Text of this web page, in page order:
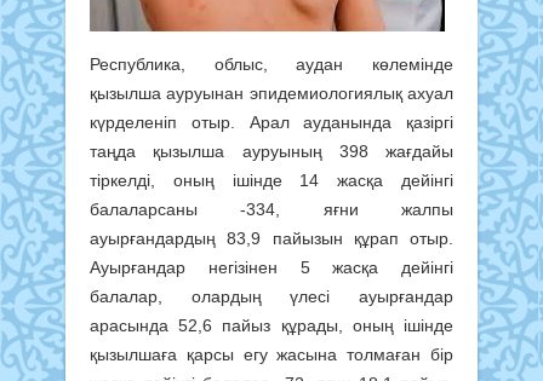
Республика, облыс, аудан көлемінде
қызылша ауруынан эпидемиологиялық ахуал
күрделеніп отыр. Арал ауданында қазіргі
таңда қызылша ауруының 398 жағдайы
тіркелді, оның ішінде 14 жасқа дейінгі
балаларсаны -334, яғни жалпы
ауырғандардың 83,9 пайызын құрап отыр.
Ауырғандар негізінен 5 жасқа дейінгі
балалар, олардың үлесі ауырғандар
арасында 52,6 пайыз құрады, оның ішінде
қызылшаға қарсы егу жасына толмаған бір